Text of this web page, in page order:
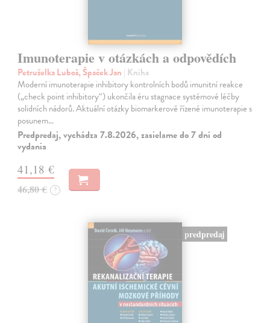
Imunoterapie v otázkách a odpovědích
Petruželka Luboš, Špaček Jan | Kniha
Moderní imunoterapie inhibitory kontrolních bodů imunitní reakce
(„check point inhibitory“) ukončila éru stagnace systémové léčby
solidních nádorů. Aktuální otázky biomarkerově řízené imunoterapie s
posunem…
Predpredaj, vychádza 7.8.2026, zasielame do 7 dní od
vydania
41,18 €
46,80 € ?
predpredaj